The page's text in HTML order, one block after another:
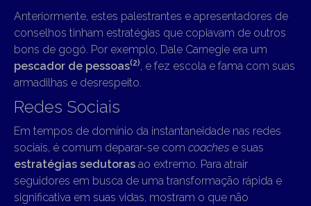
Anteriormente, estes palestrantes e apresentadores de
conselhos tinham estratégias que copiavam de outros
bons de gogó. Por exemplo, Dale Carnegie era um
pescador de pessoas(2)
, e fez escola e fama com suas
armadilhas e desrespeito.
Redes Sociais
Em tempos de domínio da instantaneidade nas redes
sociais, é comum deparar-se com coaches e suas
estratégias sedutoras ao extremo. Para atrair
seguidores em busca de uma transformação rápida e
significativa em suas vidas, mostram o que não